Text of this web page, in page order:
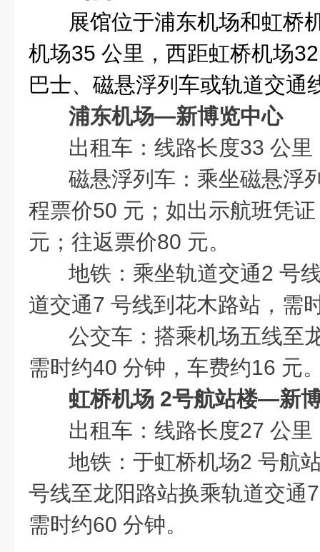
展馆位于浦东机场和虹桥
机场35 公里，西距虹桥机场
巴士、磁悬浮列车或轨道交通
浦东机场—新博览中心
出租车：线路长度33 公里
磁悬浮列车：乘坐磁悬浮
程票价50 元；如出示航班凭证
元；往返票价80 元。
地铁：乘坐轨道交通2 号
道交通7 号线到花木路站，需
公交车：搭乘机场五线至
需时约40 分钟，车费约16 元
虹桥机场 2号航站楼—新
出租车：线路长度27 公里
地铁：于虹桥机场2 号航
号线至龙阳路站换乘轨道交通
需时约60 分钟。